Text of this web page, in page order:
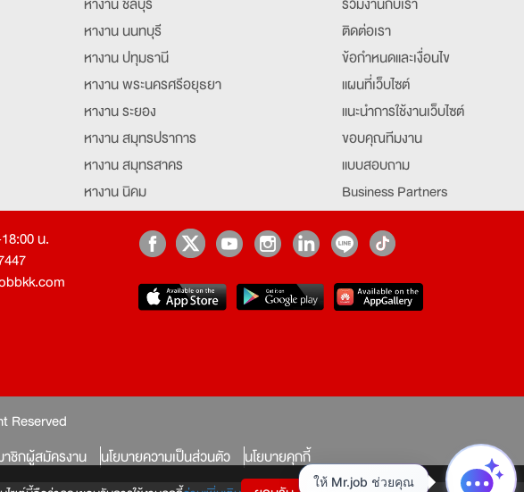
หางาน นนทบุรี
หางาน ปทุมธานี
หางาน พระนครศรีอยุธยา
หางาน ระยอง
หางาน สมุทรปราการ
หางาน สมุทรสาคร
หางาน นิคม
หางานอยุธยา
ติดต่อเรา
ข้อกำหนดและเงื่อนไข
แผนที่เว็บไซต์
แนะนำการใช้งานเว็บไซต์
ขอบคุณทีมงาน
แบบสอบถาม
Business Partners
Partner มหาวิทยาลัย
Job Index
job
น.
Reserved
าชิกผู้สมัครงาน นโยบายความเป็นส่วนตัว
นโยบายคุกกี้